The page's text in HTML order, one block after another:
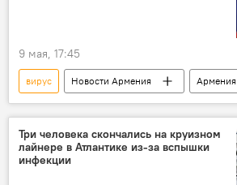
9 мая, 17:45
вирус Новости Армения
Армения
Политика
Общество
посол
РФ
Три человека скончались на круизном
лайнере в Атлантике из-за вспышки
инфекции